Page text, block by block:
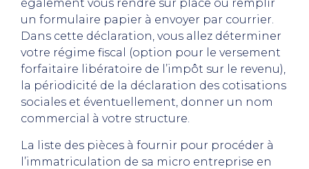
également vous rendre sur place ou remplir
un formulaire papier à envoyer par courrier.
Dans cette déclaration, vous allez déterminer
votre régime fiscal (option pour le versement
forfaitaire libératoire de l’impôt sur le revenu),
la périodicité de la déclaration des cotisations
sociales et éventuellement, donner un nom
commercial à votre structure.
La liste des pièces à fournir pour procéder à
l’immatriculation de sa micro entreprise en